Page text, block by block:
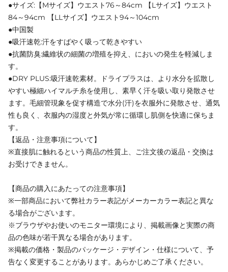
●サイズ:【Mサイズ】ウエスト76～84cm 【Lサイズ】ウエスト
84～94cm 【LLサイズ】ウエスト94～104cm
●中国製
●吸汗速乾:汗をすばやく吸って乾きやすい
●抗菌防臭:繊維状の細菌の増殖を抑え、においの発生を軽減しま
す。
●DRY PLUS:吸汗速乾素材。ドライプラスは、より水分を拡散し
やすい極細ハイマルチ糸を使用し、素早く汗を吸い取り発散させ
ます。毛細管現象を促す構造で水分(汗)を衣服外に発散させ、通気
性も良く、衣服内の湿度と外気が常に循環し肌側を快適に保ちま
す。
【返品・注意事項について】
※直接肌に触れるという商品の性質上、ご注文後の返品・交換は
お受けできません。
【商品の購入にあたっての注意事項】
※一部商品において弊社カラー表記がメーカーカラー表記と異な
る場合がございます。
※ブラウザやお使いのモニター環境により、掲載画像と実際の商
品の色味が若干異なる場合があります。
※掲載の価格・製品のパッケージ・デザイン・仕様について、予
告なく変更することがあります。あらかじめご了承ください。